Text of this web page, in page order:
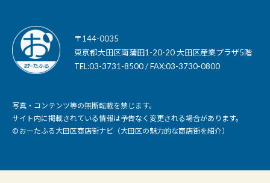
〒144-0035
東京都大田区南蒲田1-20-20 大田区産業プラザ5階
TEL:03-3731-8500 / FAX:03-3730-0800
写真・コンテンツ等の無断転載を禁じます。
サイト内に掲載されている情報は予告なく変更される場合があります。
© おーたふる大田区商店街ナビ（大田区の魅力的な商店街を紹介）